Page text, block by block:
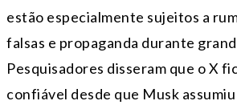
estão especialmente sujeitos a
falsas e propaganda durante
Pesquisadores disseram que o X
confiável desde que Musk